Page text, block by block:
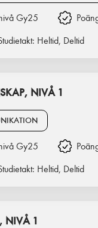
Gy25
Heltid, Deltid
NIVÅ 1
Gy25
Heltid, Deltid
NIVÅ 1